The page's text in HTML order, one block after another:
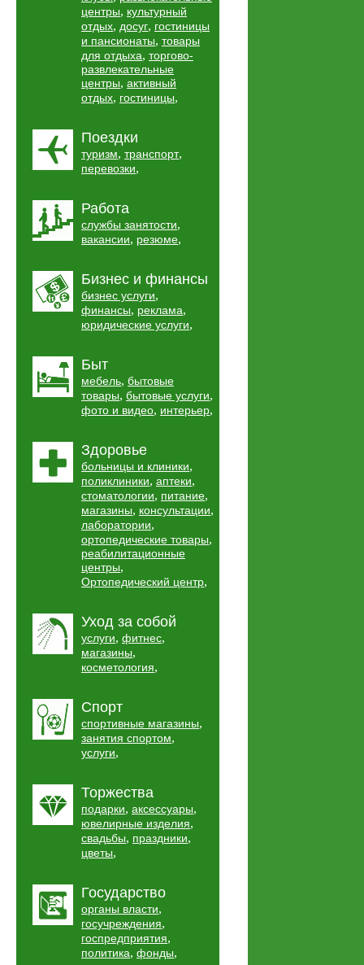
центры, культурный
отдых, досуг, гостиницы
и пансионаты, товары
для отдыха, торгово-
развлекательные
центры, активный
отдых, гостиницы,
Поездки
туризм, транспорт,
перевозки,
Работа
службы занятости,
вакансии, резюме,
Бизнес и финансы
бизнес услуги,
финансы, реклама,
юридические услуги,
Быт
мебель, бытовые
товары, бытовые услуги,
фото и видео, интерьер,
Здоровье
больницы и клиники,
поликлиники, аптеки,
стоматологии, питание,
магазины, консультации,
лаборатории,
ортопедические товары,
реабилитационные
центры,
Ортопедический центр,
Уход за собой
услуги, фитнес,
магазины,
косметология,
Спорт
спортивные магазины,
занятия спортом,
услуги,
Торжества
подарки, аксессуары,
ювелирные изделия,
свадьбы, праздники,
цветы,
Государство
органы власти,
госучреждения,
госпредприятия,
политика, фонды,